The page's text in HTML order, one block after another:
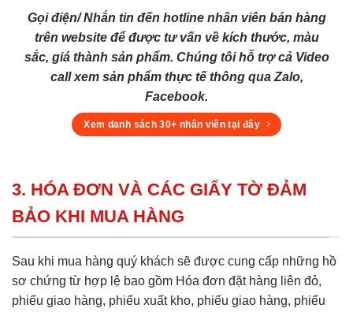
Gọi điện/ Nhắn tin đến hotline nhân viên bán hàng
trên website để được tư vấn về kích thước, màu
sắc, giá thành sản phẩm. Chúng tôi hỗ trợ cả Video
call xem sản phẩm thực tế thông qua Zalo,
Facebook.
Xem danh sách 30+ nhân viên tại đây
3. HÓA ĐƠN VÀ CÁC GIẤY TỜ ĐẢM
BẢO KHI MUA HÀNG
Sau khi mua hàng quý khách sẽ được cung cấp những hồ
sơ chứng từ hợp lệ bao gồm Hóa đơn đặt hàng liên đỏ,
phiếu giao hàng, phiếu xuất kho, phiếu giao hàng, phiếu